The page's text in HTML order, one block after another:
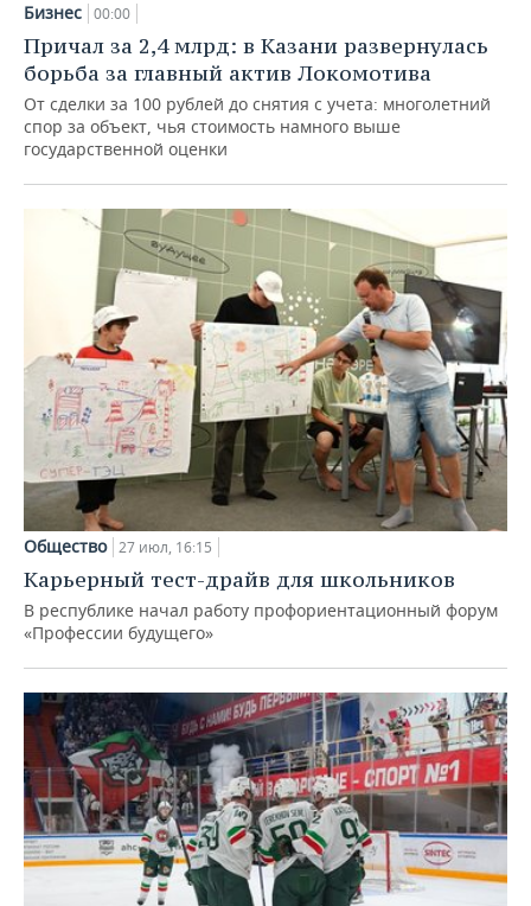
Бизнес 00:00
Причал за 2,4 млрд: в Казани развернулась
борьба за главный актив Локомотива
От сделки за 100 рублей до снятия с учета: многолетний
спор за объект, чья стоимость намного выше
государственной оценки
Общество 27 июл, 16:15
Карьерный тест-драйв для школьников
В республике начал работу профориентационный форум
«Профессии будущего»